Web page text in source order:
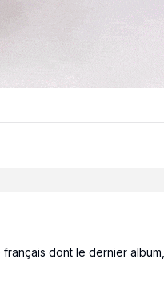
dont le dernier album,